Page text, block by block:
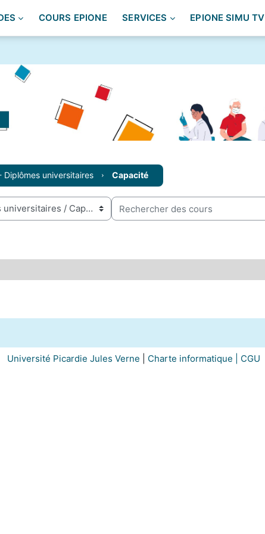
COURS EPIONE SERVICES EPIONE SIMU TV
Diplômes universitaires Capacité
Rechercher des cours
Université Picardie Jules Verne Charte informatique | CGU